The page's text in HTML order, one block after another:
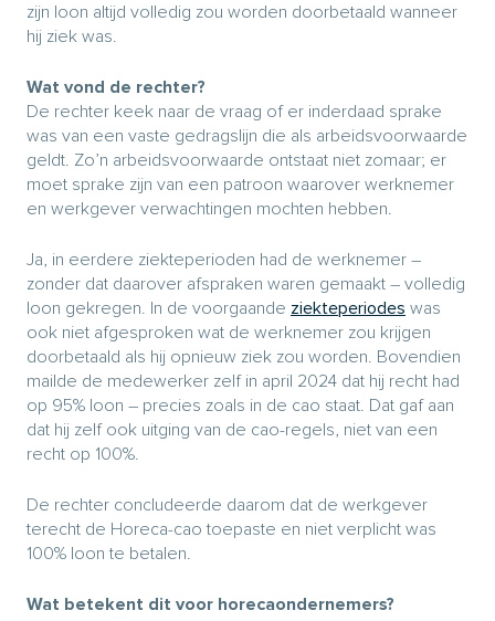
zijn loon altijd volledig zou worden doorbetaald wanneer
hij ziek was.
Wat vond de rechter?
De rechter keek naar de vraag of er inderdaad sprake
was van een vaste gedragslijn die als arbeidsvoorwaarde
geldt. Zo’n arbeidsvoorwaarde ontstaat niet zomaar; er
moet sprake zijn van een patroon waarover werknemer
en werkgever verwachtingen mochten hebben.
Ja, in eerdere ziekteperioden had de werknemer –
zonder dat daarover afspraken waren gemaakt – volledig
loon gekregen. In de voorgaande ziekteperiodes was
ook niet afgesproken wat de werknemer zou krijgen
doorbetaald als hij opnieuw ziek zou worden. Bovendien
mailde de medewerker zelf in april 2024 dat hij recht had
op 95% loon – precies zoals in de cao staat. Dat gaf aan
dat hij zelf ook uitging van de cao-regels, niet van een
recht op 100%.
De rechter concludeerde daarom dat de werkgever
terecht de Horeca-cao toepaste en niet verplicht was
100% loon te betalen.
Wat betekent dit voor horecaondernemers?